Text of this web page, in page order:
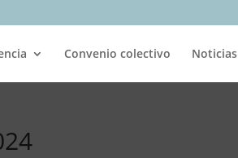
Convenio colectivo Noticias